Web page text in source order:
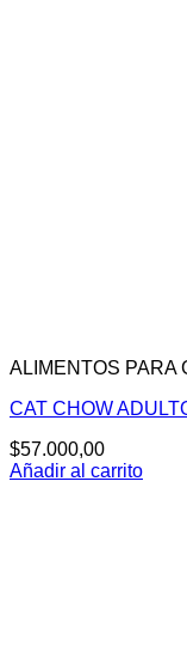
ALIMENTOS PARA
CAT CHOW
$57.000,00
Añadir al carrito